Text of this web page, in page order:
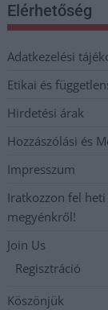
Elérhetőség
Adatkezelési
Etikai és
Hirdetési árak
Hozzászólási és
Impresszum
Iratkozzon fel
megyénkről!
Join Us
Regisztráció
Köszönjük